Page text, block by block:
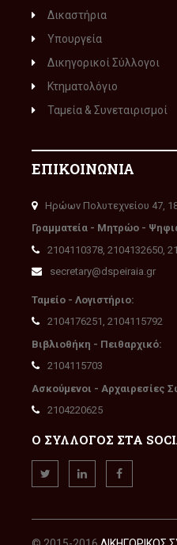
Δικαστήρια
Υπουργεία
Δικηγορικοί Σύλλογοι
Κτηματολόγιο
Ταμεία & Συνεταιρισμοί
ΕΠΙΚΟΙΝΩΝΙΑ
Ηρώων Πολυτεχνείου 47,
Γραμματεία - Μητρώο -
2104110378, 2104132650,
secretary@dspeiraia.gr
Ταμείο - Λογιστήριο:
2104176251, 2104115792
Βιβλιοθήκη - Πειθαρχικό:
2104115703
Ασκούμενοι - Αρχαιρεσίες
2104220625
Ο ΣΥΛΛΟΓΟΣ ΣΤΑ